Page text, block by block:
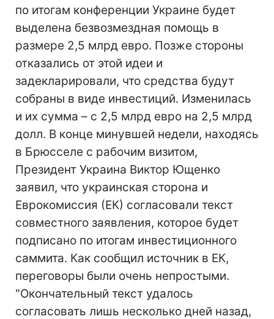
по итогам конференции Украине будет
выделена безвозмездная помощь в
размере 2,5 млрд евро. Позже стороны
отказались от этой идеи и
задекларировали, что средства будут
собраны в виде инвестиций. Изменилась
и их сумма – с 2,5 млрд евро на 2,5 млрд
долл. В конце минувшей недели, находясь
в Брюсселе с рабочим визитом,
Президент Украина Виктор Ющенко
заявил, что украинская сторона и
Еврокомиссия (ЕК) согласовали текст
совместного заявления, которое будет
подписано по итогам инвестиционного
саммита. Как сообщил источник в ЕК,
переговоры были очень непростыми.
"Окончательный текст удалось
согласовать лишь несколько дней назад,